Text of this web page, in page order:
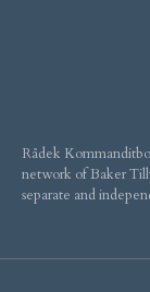
Rådek
network of Baker
separate and